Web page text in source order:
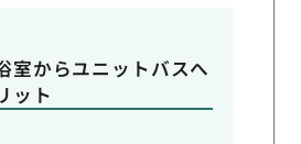
室からユニットバスへ
ット